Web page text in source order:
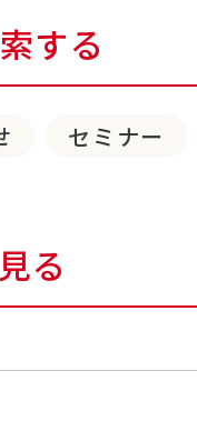
する
セミナー
る